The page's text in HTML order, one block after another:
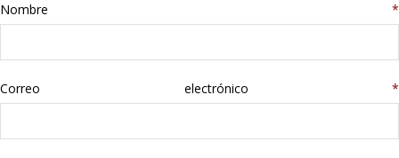
libros
Nombre *
Correo electrónico *